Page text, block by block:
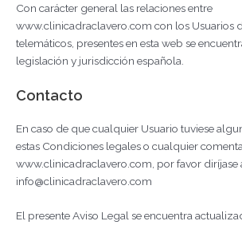
Con carácter general las relaciones entre
www.clinicadraclavero.com con los Usuarios
telemáticos, presentes en esta web se
legislación y jurisdicción española.
Contacto
En caso de que cualquier Usuario tuviese
estas Condiciones legales o cualquier
www.clinicadraclavero.com, por favor diríjase
info@clinicadraclavero.com
El presente Aviso Legal se encuentra